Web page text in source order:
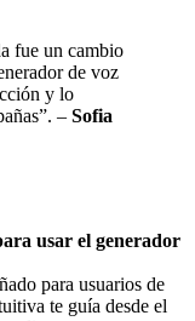
fue un cambio
de voz
y lo
– Sofia
usar el generador
para usuarios de
te guía desde el